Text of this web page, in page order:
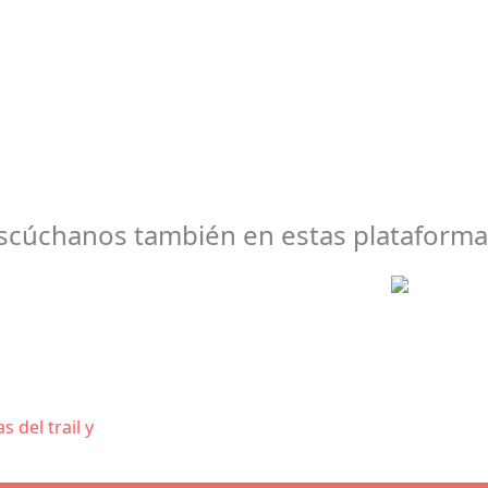
también en estas